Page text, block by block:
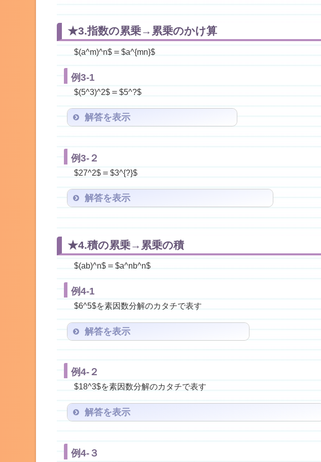
★3.指数の累乗→累乗のかけ算
$(a^m)^n$＝ $a^{mn}$
例3-1
$(5^3)^2$＝ $5^?$
解答を表示
例3-２
$27^2$＝ $3^{?}$
解答を表示
★4.積の累乗→累乗の積
$(ab)^n$＝ $a^nb^n$
例4-1
$6^5$を素因数分解のカタチで表す
解答を表示
例4-２
$18^3$を素因数分解のカタチで表す
解答を表示
例4-３